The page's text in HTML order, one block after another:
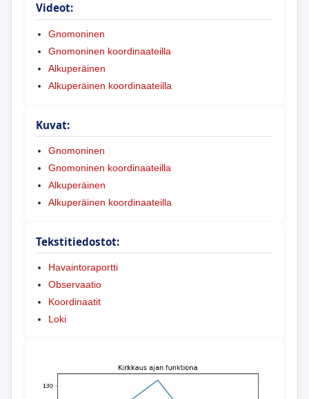
Videot:
Gnomoninen
Gnomoninen koordinaateilla
Alkuperäinen
Alkuperäinen koordinaateilla
Kuvat:
Gnomoninen
Gnomoninen koordinaateilla
Alkuperäinen
Alkuperäinen koordinaateilla
Tekstitiedostot:
Havaintoraportti
Observaatio
Koordinaatit
Loki